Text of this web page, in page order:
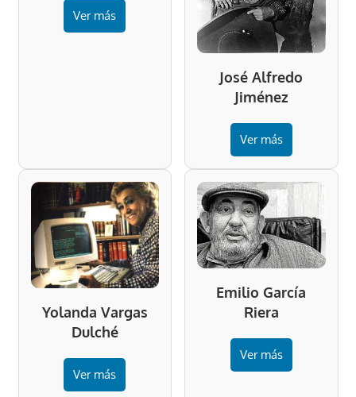
Ver más
José Alfredo
Jiménez
Ver más
Yolanda Vargas
Dulché
Ver más
Emilio García
Riera
Ver más